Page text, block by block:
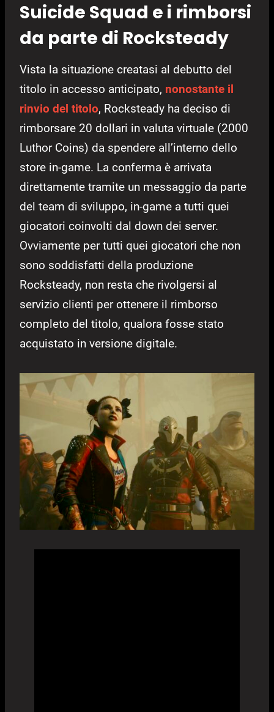
Suicide Squad e i rimborsi
da parte di Rocksteady
Vista la situazione creatasi al debutto del
titolo in accesso anticipato, nonostante il
rinvio del titolo, Rocksteady ha deciso di
rimborsare 20 dollari in valuta virtuale (2000
Luthor Coins) da spendere all’interno dello
store in-game. La conferma è arrivata
direttamente tramite un messaggio da parte
del team di sviluppo, in-game a tutti quei
giocatori coinvolti dal down dei server.
Ovviamente per tutti quei giocatori che non
sono soddisfatti della produzione
Rocksteady, non resta che rivolgersi al
servizio clienti per ottenere il rimborso
completo del titolo, qualora fosse stato
acquistato in versione digitale.